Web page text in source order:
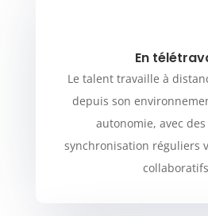
En
Le talent travaille à
depuis son
autonomie, avec
synchronisation réguliers